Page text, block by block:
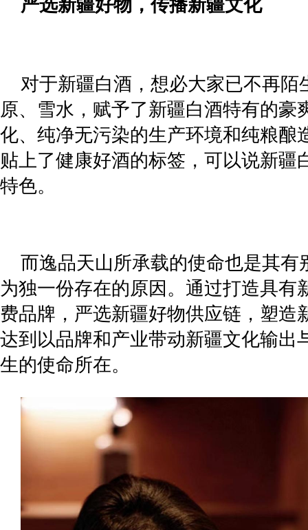
严选新疆好物，传播新疆文化
对于新疆白酒，想必大家已不再陌
原、雪水，赋予了新疆白酒特有的豪
化、纯净无污染的生产环境和纯粮酿
贴上了健康好酒的标签，可以说新疆
特色。
而逸品天山所承载的使命也是其有
为独一份存在的原因。通过打造具有
费品牌，严选新疆好物供应链，塑造
达到以品牌和产业带动新疆文化输出
生的使命所在。